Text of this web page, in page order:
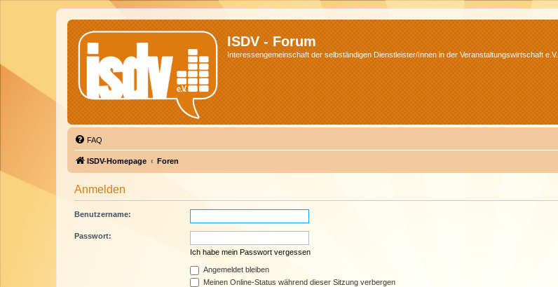
ISDV - Forum
Interessengemeinschaft der selbständigen Dienstleister/Innen in der Veranstaltungswirtschaft e.V.
FAQ
ISDV-Homepage Foren
Anmelden
Benutzername:
Passwort:
Ich habe mein Passwort vergessen
Angemeldet bleiben
Meinen Online-Status während dieser Sitzung verbergen